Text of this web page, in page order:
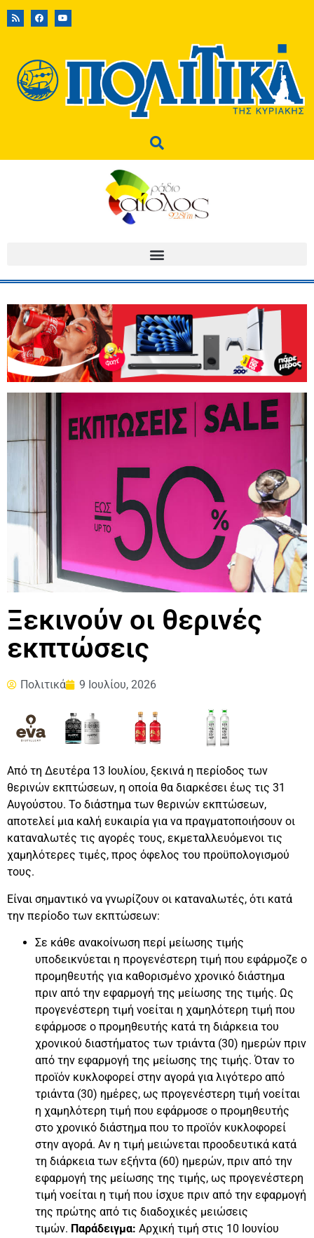
Ξεκινούν οι θερινές
εκπτώσεις
Πολιτικά 9 Ιουλίου, 2026
Από τη Δευτέρα 13 Ιουλίου, ξεκινά η περίοδος των
θερινών εκπτώσεων, η οποία θα διαρκέσει έως τις 31
Αυγούστου. Το διάστημα των θερινών εκπτώσεων,
αποτελεί μια καλή ευκαιρία για να πραγματοποιήσουν οι
καταναλωτές τις αγορές τους, εκμεταλλευόμενοι τις
χαμηλότερες τιμές, προς όφελος του προϋπολογισμού
τους.
Είναι σημαντικό να γνωρίζουν οι καταναλωτές, ότι κατά
την περίοδο των εκπτώσεων:
Σε κάθε ανακοίνωση περί μείωσης τιμής
υποδεικνύεται η προγενέστερη τιμή που εφάρμοζε ο
προμηθευτής για καθορισμένο χρονικό διάστημα
πριν από την εφαρμογή της μείωσης της τιμής. Ως
προγενέστερη τιμή νοείται η χαμηλότερη τιμή που
εφάρμοσε ο προμηθευτής κατά τη διάρκεια του
χρονικού διαστήματος των τριάντα (30) ημερών πριν
από την εφαρμογή της μείωσης της τιμής. Όταν το
προϊόν κυκλοφορεί στην αγορά για λιγότερο από
τριάντα (30) ημέρες, ως προγενέστερη τιμή νοείται
η χαμηλότερη τιμή που εφάρμοσε ο προμηθευτής
στο χρονικό διάστημα που το προϊόν κυκλοφορεί
στην αγορά. Αν η τιμή μειώνεται προοδευτικά κατά
τη διάρκεια των εξήντα (60) ημερών, πριν από την
εφαρμογή της μείωσης της τιμής, ως προγενέστερη
τιμή νοείται η τιμή που ίσχυε πριν από την εφαρμογή
της πρώτης από τις διαδοχικές μειώσεις
τιμών. Παράδειγμα: Αρχική τιμή στις 10 Ιουνίου